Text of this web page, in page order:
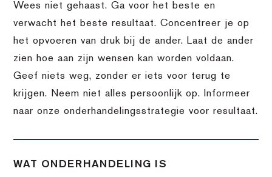
Wees niet gehaast. Ga voor het beste en
verwacht het beste resultaat. Concentreer je op
het opvoeren van druk bij de ander. Laat de ander
zien hoe aan zijn wensen kan worden voldaan.
Geef niets weg, zonder er iets voor terug te
krijgen. Neem niet alles persoonlijk op. Informeer
naar onze onderhandelingsstrategie voor resultaat.
WAT ONDERHANDELING IS